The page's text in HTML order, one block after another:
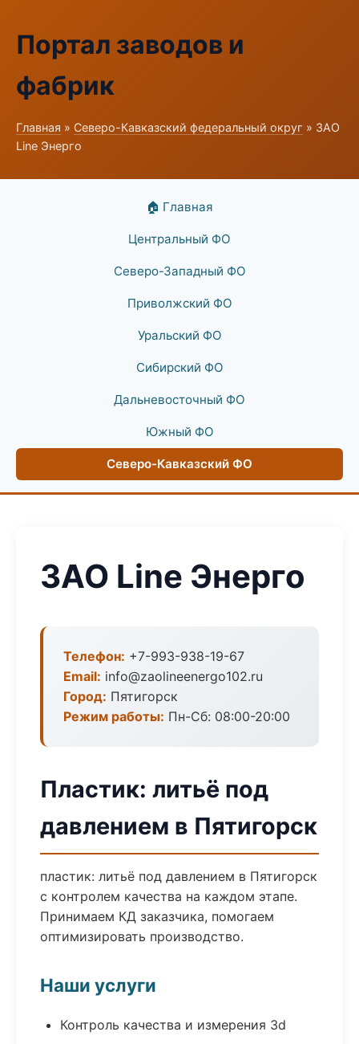
Портал заводов и
фабрик
Главная » Северо-Кавказский федеральный округ » ЗАО
Line Энерго
🏠 Главная
Центральный ФО
Северо-Западный ФО
Приволжский ФО
Уральский ФО
Сибирский ФО
Дальневосточный ФО
Южный ФО
Северо-Кавказский ФО
ЗАО Line Энерго
Телефон: +7-993-938-19-67
Email: info@zaolineenergo102.ru
Город: Пятигорск
Режим работы: Пн-Сб: 08:00-20:00
Пластик: литьё под
давлением в Пятигорск
пластик: литьё под давлением в Пятигорск
с контролем качества на каждом этапе.
Принимаем КД заказчика, помогаем
оптимизировать производство.
Наши услуги
Контроль качества и измерения 3d